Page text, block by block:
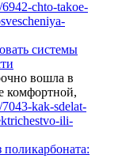
системы
вошла в
комфортной,
поликарбоната: